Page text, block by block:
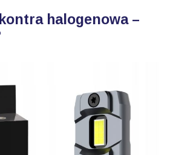
halogenowa –